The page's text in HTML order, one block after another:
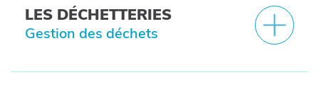
LES DÉCHETTERIES
Gestion des déchets